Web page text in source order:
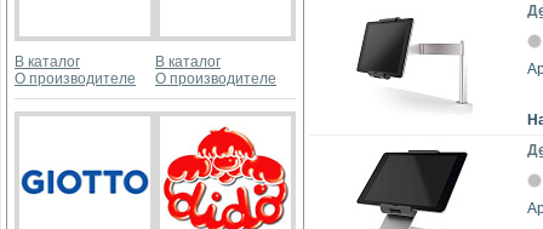
В каталог
О производителе
В каталог
О производителе